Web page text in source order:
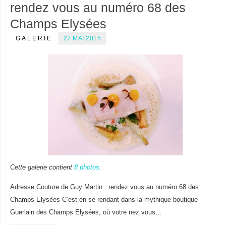
rendez vous au numéro 68 des
Champs Elysées
GALERIE 27 MAI 2015
Cette galerie contient 8 photos.
Adresse Couture de Guy Martin : rendez vous au numéro 68 des
Champs Elysées C’est en se rendant dans la mythique boutique
Guerlain des Champs Elysées, où votre nez vous…